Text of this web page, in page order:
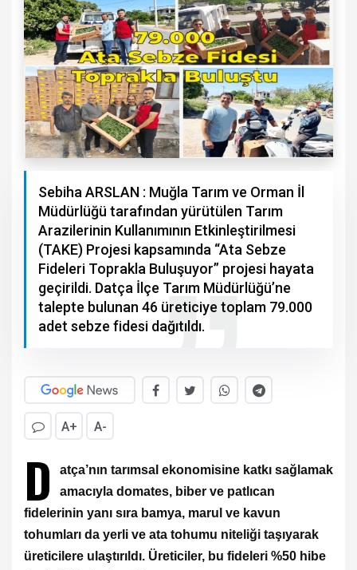
Sebiha ARSLAN : Muğla Tarım ve Orman İl
Müdürlüğü tarafından yürütülen Tarım
Arazilerinin Kullanımının Etkinleştirilmesi
(TAKE) Projesi kapsamında “Ata Sebze
Fideleri Toprakla Buluşuyor” projesi hayata
geçirildi. Datça İlçe Tarım Müdürlüğü’ne
talepte bulunan 46 üreticiye toplam 79.000
adet sebze fidesi dağıtıldı.
A+ A-
D
atça’nın tarımsal ekonomisine katkı sağlamak
amacıyla domates, biber ve patlıcan
fidelerinin yanı sıra bamya, marul ve kavun
tohumları da yerli ve ata tohumu niteliği taşıyarak
üreticilere ulaştırıldı. Üreticiler, bu fideleri %50 hibe